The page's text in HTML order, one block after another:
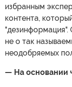
избранным
контента,
"дезинформация".
не о так
неодобряемых
— На основании